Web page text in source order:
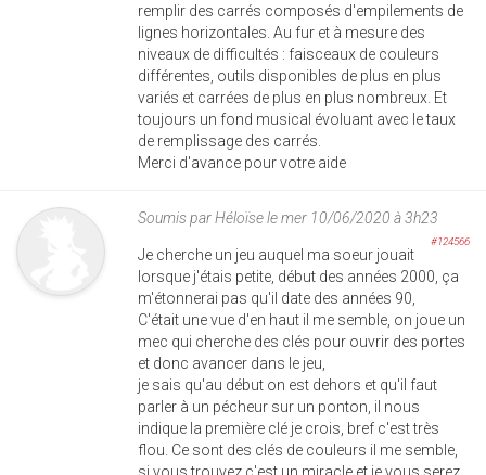
remplir des carrés composés d'empilements de
lignes horizontales. Au fur et à mesure des
niveaux de difficultés : faisceaux de couleurs
différentes, outils disponibles de plus en plus
variés et carrées de plus en plus nombreux. Et
toujours un fond musical évoluant avec le taux
de remplissage des carrés.
Merci d'avance pour votre aide
Soumis parHéloïsele mer 10/06/2020 à 3h23
#124566
Je cherche un jeu auquel ma soeur jouait
lorsque j'étais petite, début des années 2000, ça
m'étonnerai pas qu'il date des années 90,
C'était une vue d'en haut il me semble, on joue un
mec qui cherche des clés pour ouvrir des portes
et donc avancer dans le jeu,
je sais qu'au début on est dehors et qu'il faut
parler à un pécheur sur un ponton, il nous
indique la première clé je crois, bref c'est très
flou. Ce sont des clés de couleurs il me semble,